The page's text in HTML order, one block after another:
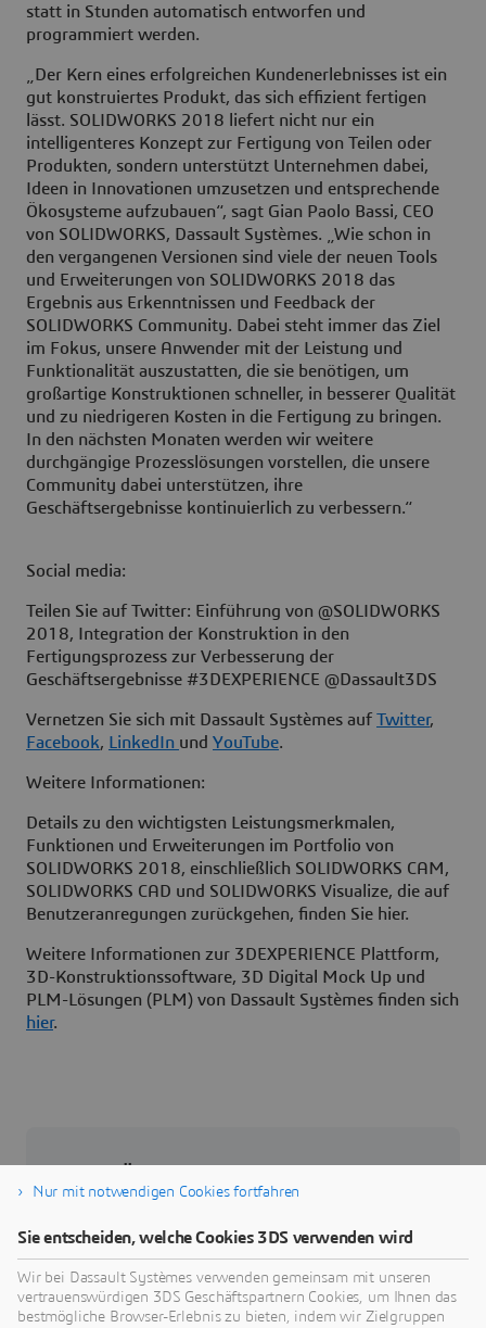
statt in Stunden automatisch entworfen und
programmiert werden.
„Der Kern eines erfolgreichen Kundenerlebnisses ist ein
gut konstruiertes Produkt, das sich effizient fertigen
lässt. SOLIDWORKS 2018 liefert nicht nur ein
intelligenteres Konzept zur Fertigung von Teilen oder
Produkten, sondern unterstützt Unternehmen dabei,
Ideen in Innovationen umzusetzen und entsprechende
Ökosysteme aufzubauen“, sagt Gian Paolo Bassi, CEO
von SOLIDWORKS, Dassault Systèmes. „Wie schon in
den vergangenen Versionen sind viele der neuen Tools
und Erweiterungen von SOLIDWORKS 2018 das
Ergebnis aus Erkenntnissen und Feedback der
SOLIDWORKS Community. Dabei steht immer das Ziel
im Fokus, unsere Anwender mit der Leistung und
Funktionalität auszustatten, die sie benötigen, um
großartige Konstruktionen schneller, in besserer Qualität
und zu niedrigeren Kosten in die Fertigung zu bringen.
In den nächsten Monaten werden wir weitere
durchgängige Prozesslösungen vorstellen, die unsere
Community dabei unterstützen, ihre
Geschäftsergebnisse kontinuierlich zu verbessern.“
Social media:
Teilen Sie auf Twitter: Einführung von @SOLIDWORKS
2018, Integration der Konstruktion in den
Fertigungsprozess zur Verbesserung der
Geschäftsergebnisse #3DEXPERIENCE @Dassault3DS
Vernetzen Sie sich mit Dassault Systèmes auf Twitter,
Facebook, LinkedIn und YouTube.
Weitere Informationen:
Details zu den wichtigsten Leistungsmerkmalen,
Funktionen und Erweiterungen im Portfolio von
SOLIDWORKS 2018, einschließlich SOLIDWORKS CAM,
SOLIDWORKS CAD und SOLIDWORKS Visualize, die auf
Benutzeranregungen zurückgehen, finden Sie hier.
Weitere Informationen zur 3DEXPERIENCE Plattform,
3D-Konstruktionssoftware, 3D Digital Mock Up und
PLM-Lösungen (PLM) von Dassault Systèmes finden sich
hier.
menschlichen Fortschritt. Seit 1981 ist das
Unternehmen führend in der Entwicklung
virtueller Technologien, die das reale Leben von
Nur mit notwendigen Cookies fortfahren
Sie entscheiden, welche Cookies 3DS verwenden wird
Wir bei Dassault Systèmes verwenden gemeinsam mit unseren
vertrauenswürdigen 3DS Geschäftspartnern Cookies, um Ihnen das
bestmögliche Browser-Erlebnis zu bieten, indem wir Zielgruppen